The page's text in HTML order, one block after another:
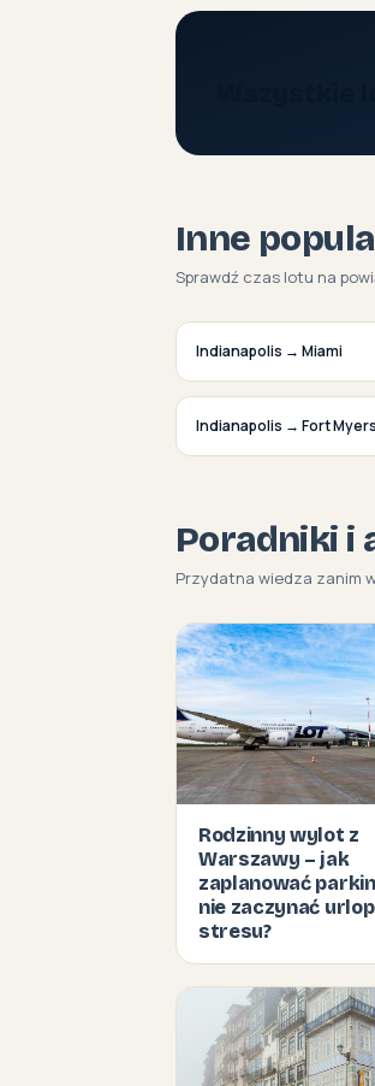
Wszystkie
Inne
Sprawdź czas lotu na
Indianapolis → Miami
Indianapolis → Fort Myers
Poradniki i
Przydatna wiedza zanim
Rodzinny wylot z
Warszawy – jak
zaplanować
nie zaczynać
stresu?